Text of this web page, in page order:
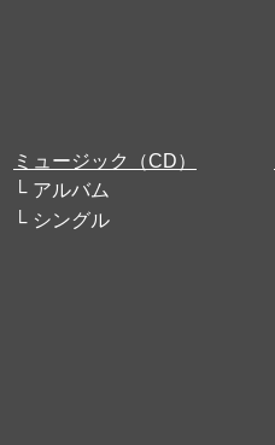
ミュージック（CD）
アルバム
シングル